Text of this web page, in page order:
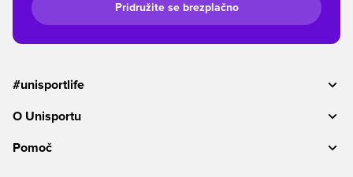
Pridružite se brezplačno
#unisportlife
O Unisportu
Pomoč